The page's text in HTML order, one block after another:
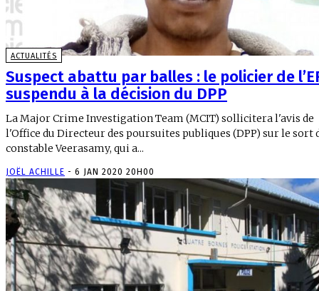
ACTUALITÉS
Suspect abattu par balles : le policier de
suspendu à la décision du DPP
La Major Crime Investigation Team (MCIT) sollicitera l'avis de
l'Office du Directeur des poursuites publiques (DPP) sur le sort
constable Veerasamy, qui a...
JOËL ACHILLE - 6 JAN 2020 20H00